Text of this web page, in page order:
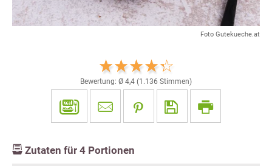
Foto Gutekueche.at
Bewertung: Ø 4,4 (1.136 Stimmen)
Zutaten für 4 Portionen